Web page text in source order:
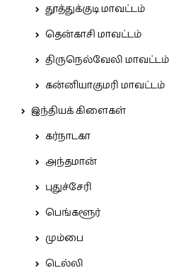
தூத்துக்குடி மாவட்டம்
தென்காசி மாவட்டம்
திருநெல்வேலி மாவட்டம்
கன்னியாகுமரி மாவட்டம்
இந்தியக் கிளைகள்
கர்நாடகா
அந்தமான்
புதுச்சேரி
பெங்களூர்
மும்பை
டெல்லி